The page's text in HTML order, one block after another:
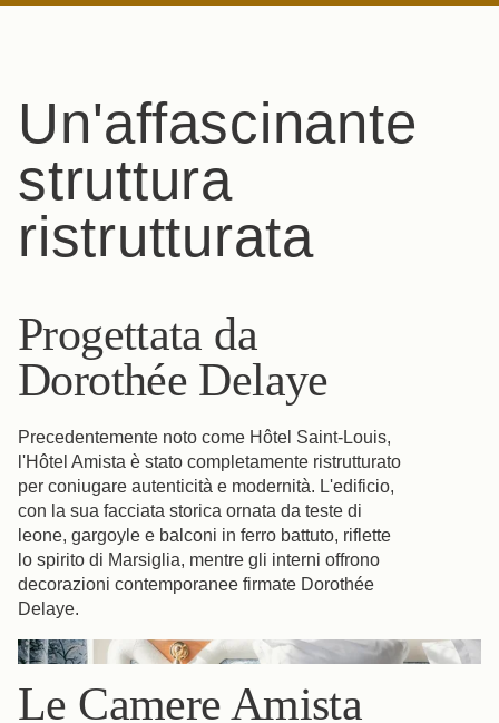
Un'affascinante
struttura
ristrutturata
Progettata da
Dorothée Delaye
Precedentemente noto come Hôtel Saint-Louis,
l'Hôtel Amista è stato completamente ristrutturato
per coniugare autenticità e modernità. L'edificio,
con la sua facciata storica ornata da teste di
leone, gargoyle e balconi in ferro battuto, riflette
lo spirito di Marsiglia, mentre gli interni offrono
decorazioni contemporanee firmate Dorothée
Delaye.
Le Camere Amista